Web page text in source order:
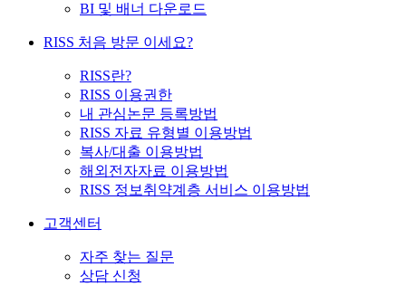
BI 및 배너 다운로드
RISS 처음 방문 이세요?
RISS란?
RISS 이용권한
내 관심논문 등록방법
RISS 자료 유형별 이용방법
복사/대출 이용방법
해외전자자료 이용방법
RISS 정보취약계층 서비스 이용방법
고객센터
자주 찾는 질문
상담 신청